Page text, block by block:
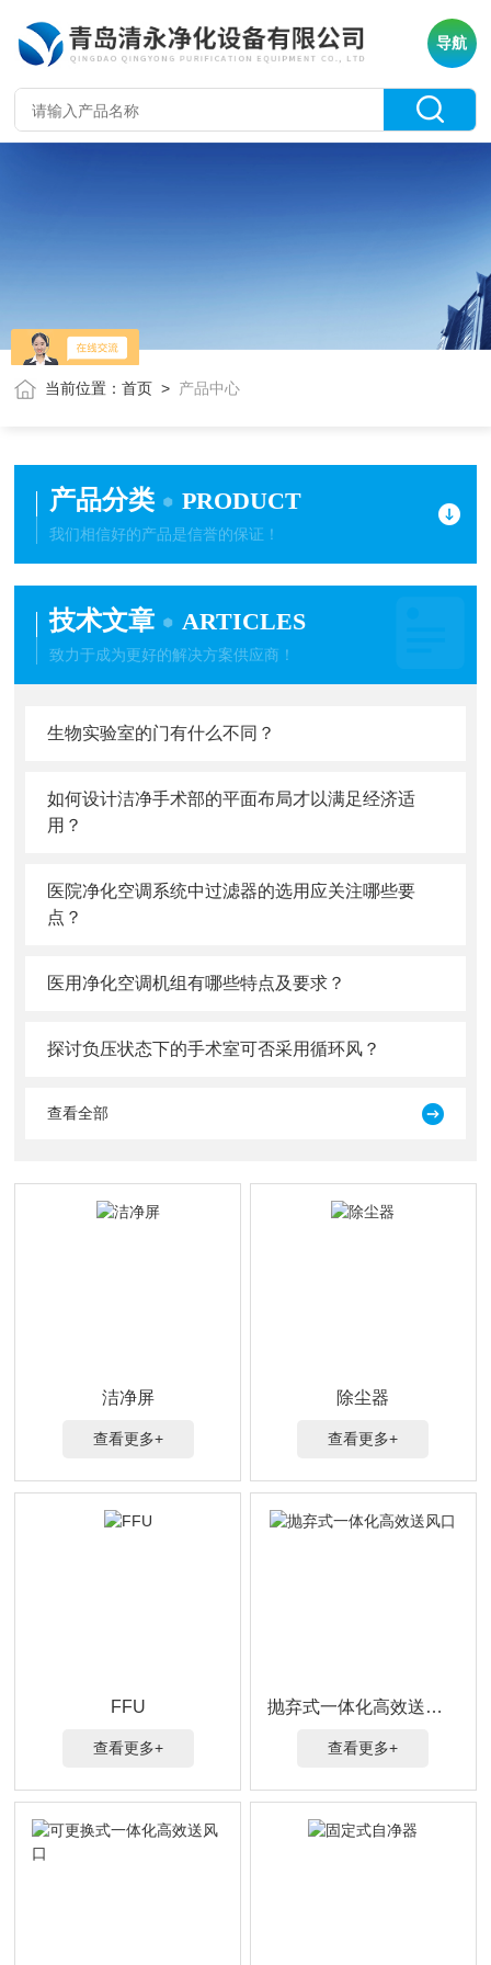
导航
当前位置：首页 > 产品中心
产品分类 PRODUCT
我们相信好的产品是信誉的保证！
技术文章 ARTICLES
致力于成为更好的解决方案供应商！
生物实验室的门有什么不同？
如何设计洁净手术部的平面布局才以满足经济适
用？
医院净化空调系统中过滤器的选用应关注哪些要
点？
医用净化空调机组有哪些特点及要求？
探讨负压状态下的手术室可否采用循环风？
查看全部
洁净屏
查看更多+
除尘器
查看更多+
FFU
查看更多+
抛弃式一体化高效送风口
查看更多+